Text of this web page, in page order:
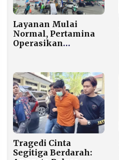
Layanan Mulai
Normal, Pertamina
Operasikan
Atasi Antrean
Tragedi Cinta
Segitiga Berdarah: